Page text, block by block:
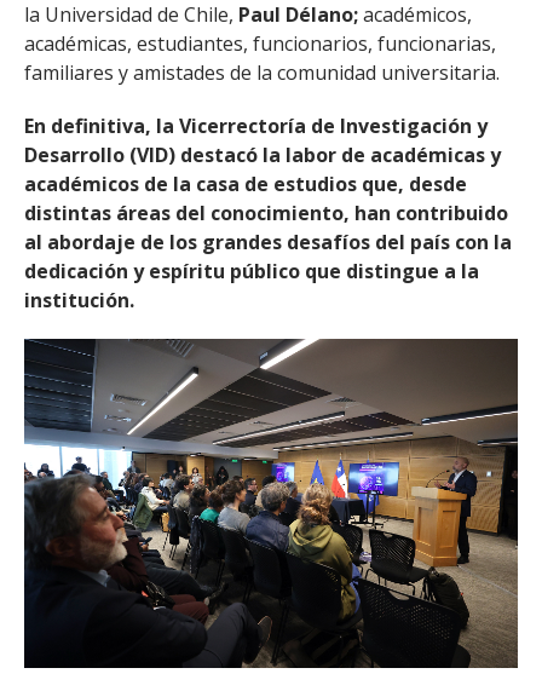
la Universidad de Chile, Paul Délano;académicos,
académicas, estudiantes, funcionarios, funcionarias,
familiares y amistades de la comunidad universitaria.
En definitiva, la Vicerrectoría de Investigación y
Desarrollo (VID) destacó la labor de académicas y
académicos de la casa de estudios que, desde
distintas áreas del conocimiento, han contribuido
al abordaje de los grandes desafíos del país con la
dedicación y espíritu público que distingue a la
institución.